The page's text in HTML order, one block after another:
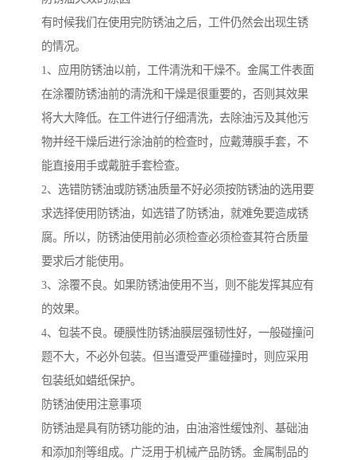
有时候我们在使用完防锈油之后，工件仍然会出现生锈
的情况。
1、应用防锈油以前，工件清洗和干燥不。金属工件表面
在涂覆防锈油前的清洗和干燥是很重要的，否则其效果
将大大降低。在工件进行仔细清洗，去除油污及其他污
物并经干燥后进行涂油前的检查时，应戴薄膜手套，不
能直接用手或戴脏手套检查。
2、选错防锈油或防锈油质量不好必须按防锈油的选用要
求选择使用防锈油，如选错了防锈油，就难免要造成锈
腐。所以，防锈油使用前必须检查必须检查其符合质量
要求后才能使用。
3、涂覆不良。如果防锈油使用不当，则不能发挥其应有
的效果。
4、包装不良。硬膜性防锈油膜层强韧性好，一般碰撞问
题不大，不必外包装。但当遭受严重碰撞时，则应采用
包装纸如蜡纸保护。
防锈油使用注意事项
防锈油是具有防锈功能的油，由油溶性缓蚀剂、基础油
和添加剂等组成。广泛用于机械产品防锈。金属制品的